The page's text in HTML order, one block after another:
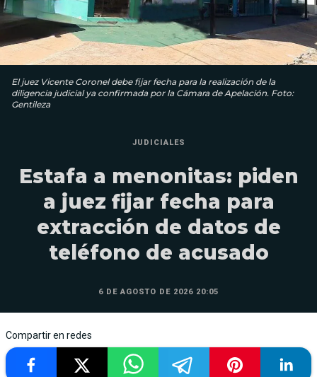
El juez Vicente Coronel debe fijar fecha para la realización de la
diligencia judicial ya confirmada por la Cámara de Apelación. Foto:
Gentileza
JUDICIALES
Estafa a menonitas: piden
a juez fijar fecha para
extracción de datos de
teléfono de acusado
6 DE AGOSTO DE 2026 20:05
Compartir en redes